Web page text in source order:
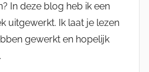
In deze blog heb ik een
uitgewerkt. Ik laat je lezen
gewerkt en hopelijk